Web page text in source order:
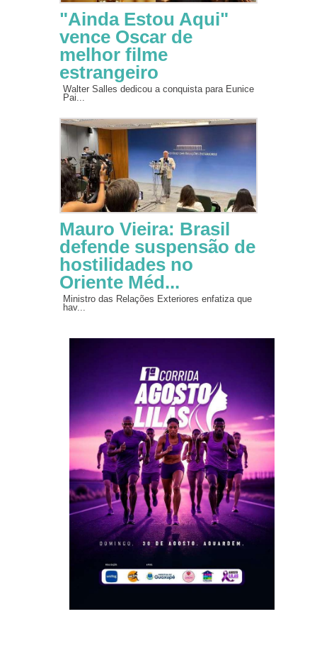
"Ainda Estou Aqui"
vence Oscar de
melhor filme
estrangeiro
Walter Salles dedicou a conquista para Eunice
Pai...
Mauro Vieira: Brasil
defende suspensão de
hostilidades no
Oriente Méd...
Ministro das Relações Exteriores enfatiza que
hav...